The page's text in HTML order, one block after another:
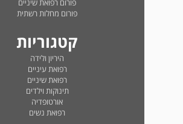
פורום רפואת שיניים
פורום מחלות רשתית
קטגוריות
היריון ולידה
רפואת עיניים
רפואת שיניים
תינוקות וילדים
אורטופדיה
רפואת נשים